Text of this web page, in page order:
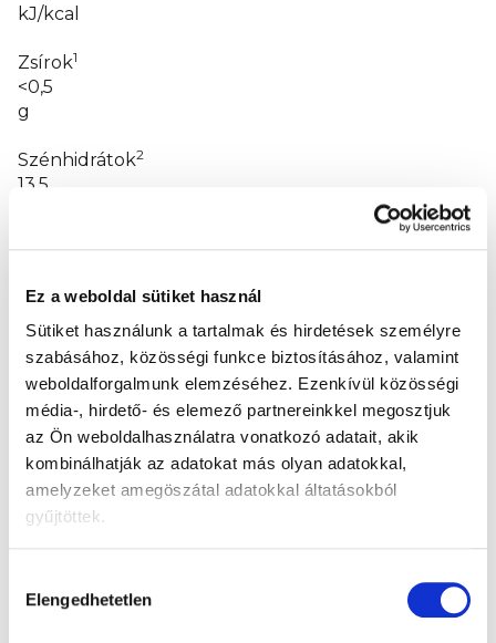
Ez a weboldal sütiket használ
Sütiket használunk a tartalmak és hirdetések személyre
szabásához, közösségi funkce biztosításához, valamint
weboldalforgalmunk elemzéséhez. Ezenkívül közösségi
média-, hirdető- és elemező partnereinkkel megosztjuk
az Ön weboldalhasználatra vonatkozó adatait, akik
kombinálhatják az adatokat más olyan adatokkal,
amelyzeket amegöszátal adatokkal áltatásokból
gyűjtöttek.
kiválasztása
Elengedhetetlen
kJ/kcal
Zsírok1
<0,5
g
Szénhidrátok2
13,5
Rost
g
Fehérjék
0,7
g
3
0,04
g
Ebből telített zsírsavak <0,1 g.
előforduló nátrium határozza meg.